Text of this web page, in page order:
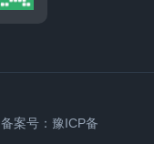
备案号：豫ICP备